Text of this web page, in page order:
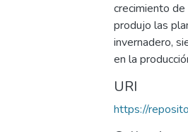
crecimiento
produjo las
invernadero,
en la
URI
https://